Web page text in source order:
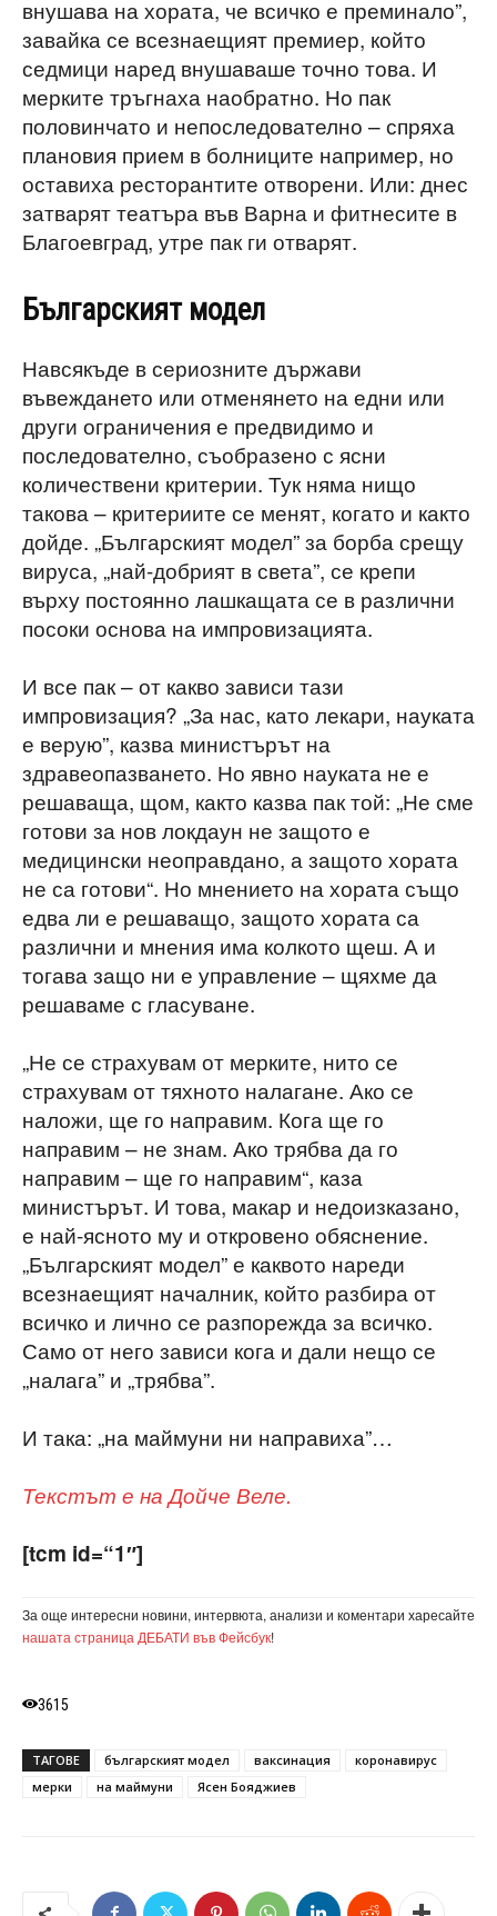
внушава на хората, че всичко е преминало”,
завайка се всезнаещият премиер, който
седмици наред внушаваше точно това. И
мерките тръгнаха наобратно. Но пак
половинчато и непоследователно – спряха
плановия прием в болниците например, но
оставиха ресторантите отворени. Или: днес
затварят театъра във Варна и фитнесите в
Благоевград, утре пак ги отварят.
Българският модел
Навсякъде в сериозните държави
въвеждането или отменянето на едни или
други ограничения е предвидимо и
последователно, съобразено с ясни
количествени критерии. Тук няма нищо
такова – критериите се менят, когато и както
дойде. „Българският модел” за борба срещу
вируса, „най-добрият в света”, се крепи
върху постоянно лашкащата се в различни
посоки основа на импровизацията.
И все пак – от какво зависи тази
импровизация? „За нас, като лекари, науката
е верую”, казва министърът на
здравеопазването. Но явно науката не е
решаваща, щом, както казва пак той: „Не сме
готови за нов локдаун не защото е
медицински неоправдано, а защото хората
не са готови“. Но мнението на хората също
едва ли е решаващо, защото хората са
различни и мнения има колкото щеш. А и
тогава защо ни е управление – щяхме да
решаваме с гласуване.
„Не се страхувам от мерките, нито се
страхувам от тяхното налагане. Ако се
наложи, ще го направим. Кога ще го
направим – не знам. Ако трябва да го
направим – ще го направим“, каза
министърът. И това, макар и недоизказано,
е най-ясното му и откровено обяснение.
„Българският модел” е каквото нареди
всезнаещият началник, който разбира от
всичко и лично се разпорежда за всичко.
Само от него зависи кога и дали нещо се
„налага” и „трябва”.
И така: „на маймуни ни направиха”…
Текстът е на Дойче Веле.
[tcm id=“1″]
За още интересни новини, интервюта, анализи и коментари харесайте
нашата страница ДЕБАТИ във Фейсбук!
3615
ТАГОВЕ българският модел ваксинация
коронавирус
мерки
на маймуни Ясен Бояджиев